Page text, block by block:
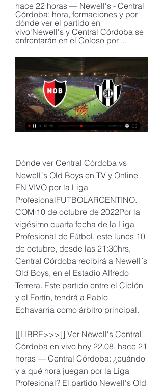
hace 22 horas — Newell's - Central
Córdoba: hora, formaciones y por
dónde ver el partido en
vivo'Newell's y Central Córdoba se
enfrentarán en el Coloso por ...
Dónde ver Central Córdoba vs
Newell´s Old Boys en TV y Online
EN VIVO por la Liga
ProfesionalFUTBOLARGENTINO.
COM·10 de octubre de 2022Por la
vigésimo cuarta fecha de la Liga
Profesional de Fútbol, este lunes 10
de octubre, desde las 21:30hrs,
Central Córdoba recibirá a Newell´s
Old Boys, en el Estadio Alfredo
Terrera. Este partido entre el Ciclón
y el Fortín, tendrá a Pablo
Echavarría como árbitro principal.
[[LIBRE>>>]] Ver Newell's Central
Córdoba en vivo hoy 22.08. hace 21
horas — Central Córdoba: ¿cuándo
y a qué hora juegan por la Liga
Profesional? El partido Newell's Old